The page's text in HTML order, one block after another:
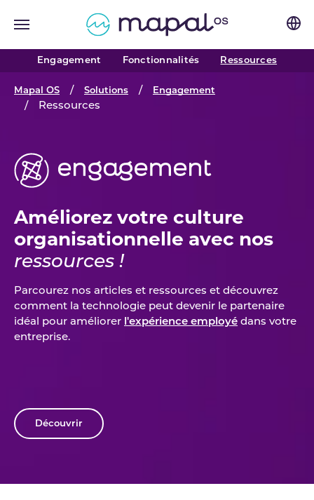
Engagement Fonctionnalités Ressources
You are here:
Mapal OS Solutions Engagement
Ressources
Améliorez votre culture
organisationnelle avec nos
ressources !
Parcourez nos articles et ressources et découvrez
comment la technologie peut devenir le partenaire
idéal pour améliorer l'expérience employé dans votre
entreprise.
Découvrir